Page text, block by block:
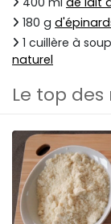
180 g
1 cuillère à
naturel
Le top